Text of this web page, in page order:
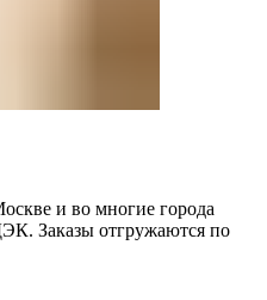
и во многие города
Заказы отгружаются по